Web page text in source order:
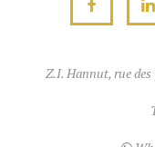
Z.I. Hannut, rue